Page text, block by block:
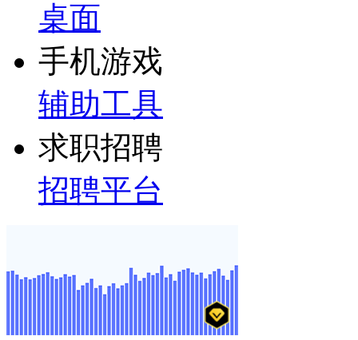
桌面
手机游戏
辅助工具
求职招聘
招聘平台